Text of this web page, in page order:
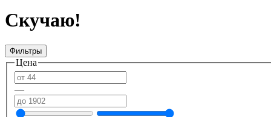
Скучаю!
Фильтры
Цена
—